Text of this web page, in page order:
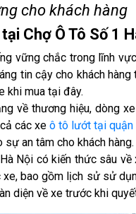
cho khách hàng
Chợ Ô Tô Số 1
vững chắc trong lĩnh
tin cậy cho khách
khi mua tại đây.
về thương hiệu, dòng
các xe ô tô lướt tại
an tâm cho khách hàng.
Nội có kiến thức sâu
bao gồm lịch sử sử
diện về xe trước khi